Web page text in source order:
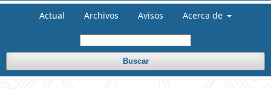
Actual Archivos Avisos Acerca de
Buscar